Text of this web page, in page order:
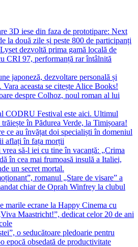
3D iese din faza de prototipare: Next
la două zile și peste 800 de participanți
dezvoltă prima gamă locală de
CRI 97, performanță rar întâlnită
japoneză, dezvoltare personală și
aceasta se citește Alice Books!
despre Colhoz, noul roman al lui
CODRU Festival este aici. Ultimul
în Pădurea Verde, la Timișoara!
ce au învățat doi specialiști în domeniul
aflați în fața morții
să-l iei cu tine în vacanță: „Crima
în cea mai frumoasă insulă a Italiei,
un secret mortal.
romanul „Stare de visare” a
chiar de Oprah Winfrey la clubul
marile ecrane la Happy Cinema cu
Maastricht!”, dedicat celor 20 de ani
o seducătoare pledoarie pentru
epocă obsedată de productivitate